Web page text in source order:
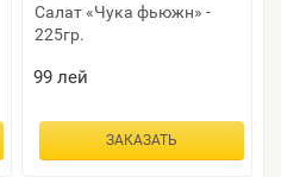
Салат «Чука фьюжн» -
225гр.
99лей
ЗАКАЗАТЬ